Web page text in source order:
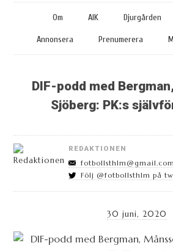
Om AIK Djurgården
Annonsera Prenumerera
DIF-podd med
Sjöberg: PK:s
REDAKTIONEN
fotbollsthlm@gmail.com
Följ @fotbollsthlm på
30 juni, 2020